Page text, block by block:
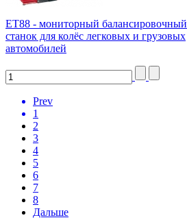
ЕТ88 - мониторный балансировочный
станок для колёс легковых и грузовых
автомобилей
Prev
1
2
3
4
5
6
7
8
Дальше